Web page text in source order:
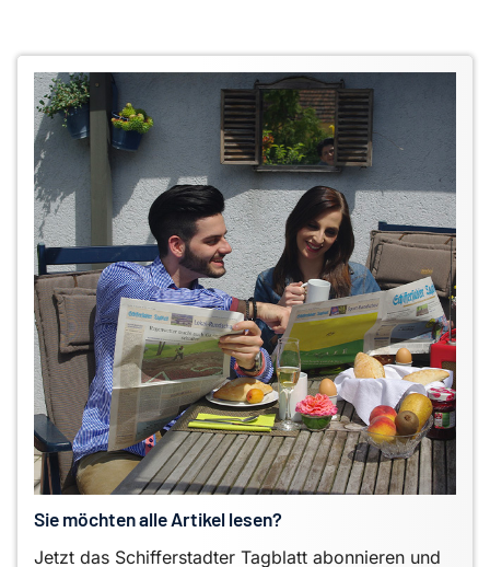
Sie möchten alle Artikel lesen?
Jetzt das Schifferstadter Tagblatt abonnieren und